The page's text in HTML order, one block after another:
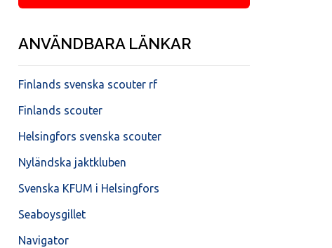
ANVÄNDBARA LÄNKAR
Finlands svenska scouter rf
Finlands scouter
Helsingfors svenska scouter
Nyländska jaktkluben
Svenska KFUM i Helsingfors
Seaboysgillet
Navigator